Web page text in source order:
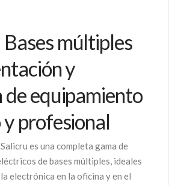
Bases múltiples
y
equipamiento
profesional
es una completa gama de
de bases múltiples, ideales
electrónica en la oficina y en el